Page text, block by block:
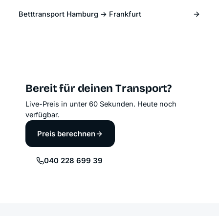
Betttransport Hamburg → Frankfurt
Bereit für deinen Transport?
Live-Preis in unter 60 Sekunden. Heute noch
verfügbar.
Preis berechnen
040 228 699 39